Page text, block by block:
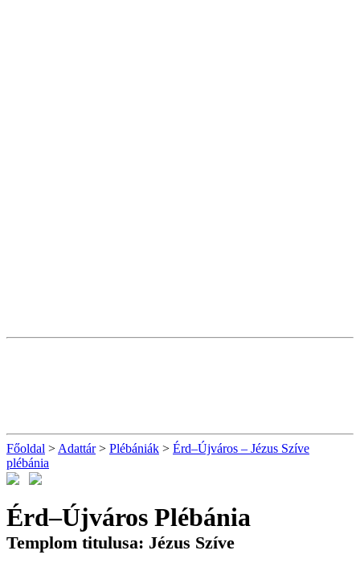
Főoldal > Adattár> Plébániák > Érd–Újváros – Jézus Szíve
plébánia
Érd–Újváros Plébánia
Templom titulusa: Jézus Szíve